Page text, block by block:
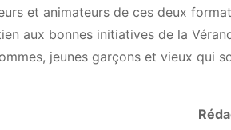
et animateurs de ces deux
aux bonnes initiatives de la
jeunes garçons et vieux qui